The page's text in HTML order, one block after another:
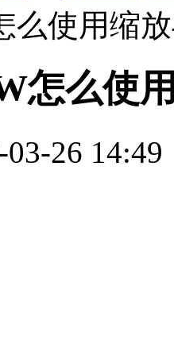
么使用缩
怎么使
26 14:49